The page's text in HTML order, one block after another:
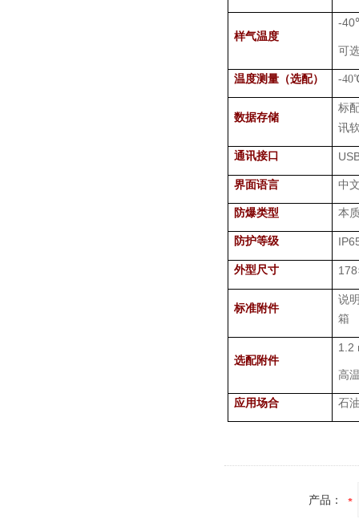
样气温度
-40
可
温度测量（选配） -40
数据存储
标
讯
通讯接口
界面语言 中
防爆类型 本
防护等级
外型尺寸 178
标准附件
说
箱
选配附件
1.2
高
应用场合 石
产品：